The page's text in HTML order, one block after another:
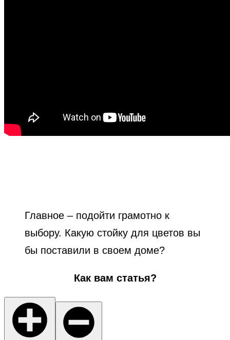
Главное – подойти грамотно к
выбору. Какую стойку для цветов вы
бы поставили в своем доме?
Как вам статья?